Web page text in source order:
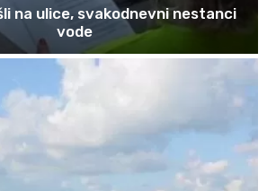
na ulice, svakodnevni nestanci
vode